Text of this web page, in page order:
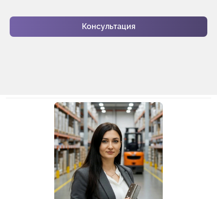
Консультация